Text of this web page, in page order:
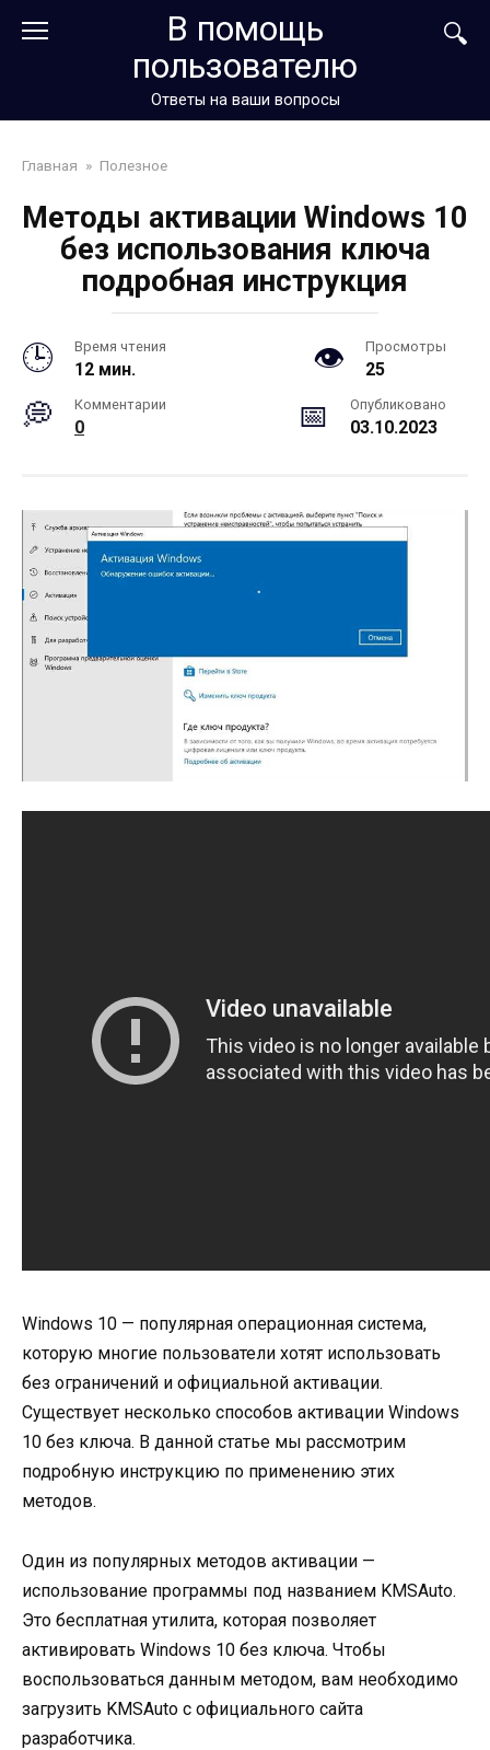
В помощь
пользователю
Ответы на ваши вопросы
Главная » Полезное
Методы активации Windows 10
без использования ключа
подробная инструкция
Время чтения
12 мин.
Просмотры
25
Комментарии
0
Опубликовано
03.10.2023
Windows 10 — популярная операционная система,
которую многие пользователи хотят использовать
без ограничений и официальной активации.
Существует несколько способов активации Windows
10 без ключа. В данной статье мы рассмотрим
подробную инструкцию по применению этих
методов.
Один из популярных методов активации —
использование программы под названием KMSAuto.
Это бесплатная утилита, которая позволяет
активировать Windows 10 без ключа. Чтобы
воспользоваться данным методом, вам необходимо
загрузить KMSAuto с официального сайта
разработчика.